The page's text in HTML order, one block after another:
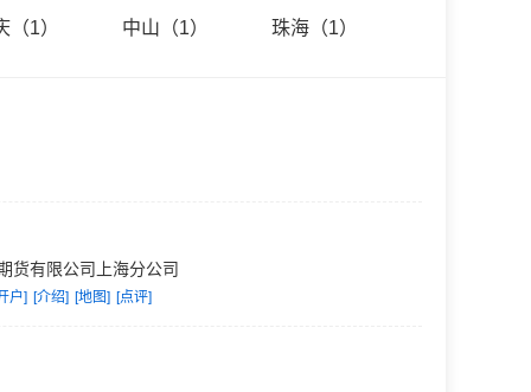
风险防范机制，已
广发证券雄厚的资
（1） 中山（1） 珠海（1）
货有限公司上海分公司
户] [介绍] [地图] [点评]